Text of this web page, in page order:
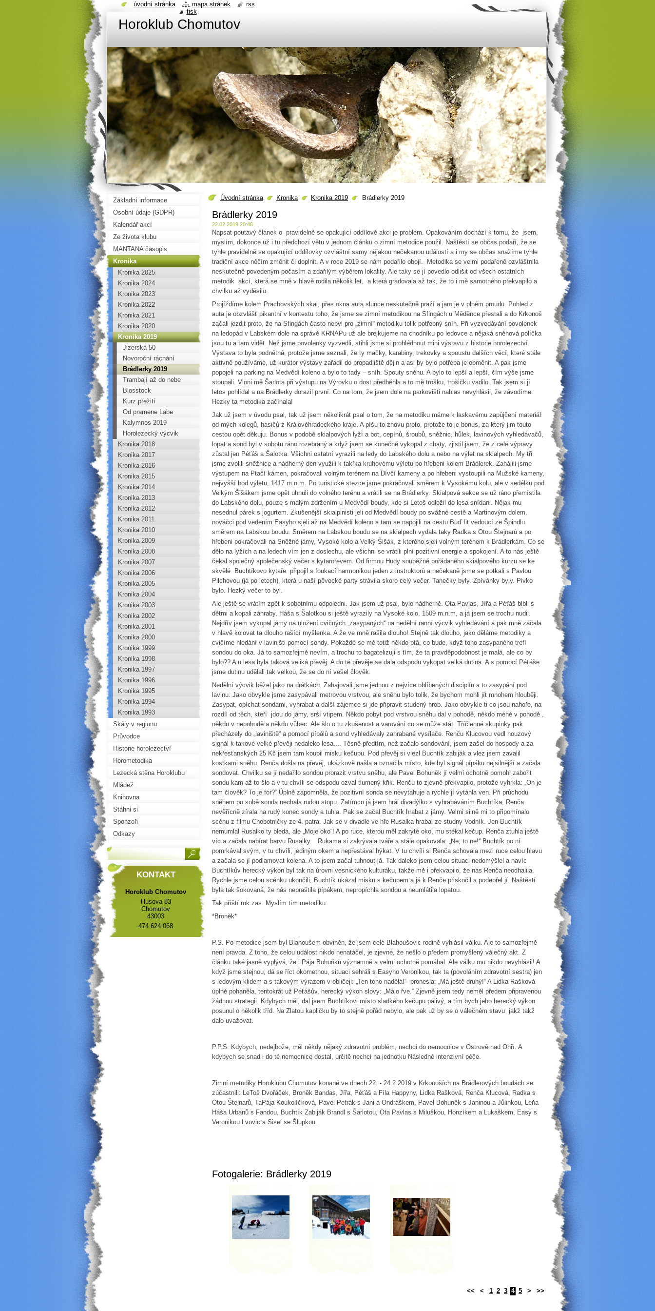
Horoklub Chomutov
Úvodní stránka Kronika Kronika 2019 Brádlerky 2019
Brádlerky 2019
22.02.2019 20:46
Napsat poutavý článek o pravidelně se opakující oddílové akci je problém. Opakováním dochází k tomu, že jsem,
myslím, dokonce už i tu předchozí větu v jednom článku o zimní metodice použil. Naštěstí se občas podaří, že se
tyhle pravidelně se opakující oddílovky ozvláštní samy nějakou nečekanou událostí a i my se občas snažíme tyhle
tradiční akce něčím změnit či doplnit. A v roce 2019 se nám podařilo obojí. Metodika se velmi podařeně ozvláštnila
neskutečně povedeným počasím a zdařilým výběrem lokality. Ale taky se jí povedlo odlišit od všech ostatních
metodik akcí, která se mně v hlavě rodila několik let, a která gradovala až tak, že to i mě samotného překvapilo a
chvilku až vyděsilo.
Projíždíme kolem Prachovských skal, přes okna auta slunce neskutečně praží a jaro je v plném proudu. Pohled z
auta je obzvlášť pikantní v kontextu toho, že jsme se zimní metodikou na Sfingách u Měděnce přestali a do Krkonoš
začali jezdit proto, že na Sfingách často nebyl pro „zimní“ metodiku tolik potřebný sníh. Při vyzvedávání povolenek
na ledopád v Labském dole na správě KRNAPu už ale brejkujeme na chodníku po ledovce a nějaká sněhová políčka
jsou tu a tam vidět. Než jsme povolenky vyzvedli, stihli jsme si prohlédnout mini výstavu z historie horolezectví.
Výstava to byla podnětná, protože jsme seznali, že ty mačky, karabiny, trekovky a spoustu dalších věcí, které stále
aktivně používáme, už kurátor výstavy zařadil do propadliště dějin a asi by bylo potřeba je obměnit. A pak jsme
popojeli na parking na Medvědí koleno a bylo to tady – sníh. Spouty sněhu. A bylo to lepší a lepší, čím výše jsme
stoupali. Vloni mě Šarlota při výstupu na Výrovku o dost předběhla a to mě trošku, trošičku vadilo. Tak jsem si jí
letos pohlídal a na Brádlerky dorazil první. Co na tom, že jsem dole na parkovišti nahlas nevyhlásil, že závodíme.
Hezky ta metodika začínala!
Jak už jsem v úvodu psal, tak už jsem několikrát psal o tom, že na metodiku máme k laskavému zapůjčení materiál
od mých kolegů, hasičů z Královéhradeckého kraje. A píšu to znovu proto, protože to je bonus, za který jim touto
cestou opět děkuju. Bonus v podobě skialpových lyží a bot, cepínů, šroubů, sněžnic, hůlek, lavinových vyhledávačů,
lopat a sond byl v sobotu ráno rozebraný a když jsem se konečně vykopal z chaty, zjistil jsem, že z celé výpravy
zůstal jen Péťáš a Šalotka. Všichni ostatní vyrazili na ledy do Labského dolu a nebo na výlet na skialpech. My tři
jsme zvolili sněžnice a nádherný den využili k takřka kruhovému výletu po hřebeni kolem Brádlerek. Zahájili jsme
výstupem na Ptačí kámen, pokračovali volným terénem na Dívčí kameny a po hřebeni vystoupili na Mužské kameny,
nejvyšší bod výletu, 1417 m.n.m. Po turistické stezce jsme pokračovali směrem k Vysokému kolu, ale v sedélku pod
Velkým Šišákem jsme opět uhnuli do volného terénu a vrátili se na Brádlerky. Skialpová sekce se už ráno přemístila
do Labského dolu, pouze s malým zdržením u Medvědí boudy, kde si Letoš odložil do lesa snídani. Nějak mu
nesednul párek s jogurtem. Zkušenější skialpinisti jeli od Medvědí boudy po svážné cestě a Martinovým dolem,
nováčci pod vedením Easyho sjeli až na Medvědí koleno a tam se napojili na cestu Buď fit vedoucí ze Špindlu
směrem na Labskou boudu. Směrem na Labskou boudu se na skialpech vydala taky Radka s Otou Štejnarů a po
hřebeni pokračovali na Sněžné jámy, Vysoké kolo a Velký Šišák, z kterého sjeli volným terénem k Brádlerkám. Co se
dělo na lyžích a na ledech vím jen z doslechu, ale všichni se vrátili plní pozitivní energie a spokojení. A to nás ještě
čekal společný společenský večer s kytarořevem. Od firmou Hudy souběžně pořádaného skialpového kurzu se ke
skvělé Buchtíkovo kytaře připojil s foukací harmonikou jeden z instruktorů a nečekaně jsme se potkali s Pavlou
Pilchovou (já po letech), která u naší pěvecké party strávila skoro celý večer. Tanečky byly. Zpívánky byly. Pivko
bylo. Hezký večer to byl.
Ale ještě se vrátím zpět k sobotnímu odpoledni. Jak jsem už psal, bylo nádherně. Ota Pavlas, Jířa a Péťáš blbli s
dětmi a kopali záhraby, Háša s Šalotkou si ještě vyrazily na Vysoké kolo, 1509 m.n.m, a já jsem se trochu nudil.
Nejdřív jsem vykopal jámy na uložení cvičných „zasypaných“ na nedělní ranní výcvik vyhledávání a pak mně začala
v hlavě kolovat ta dlouho rašící myšlenka. A že ve mně rašila dlouho! Stejně tak dlouho, jako děláme metodiky a
cvičíme hledání v laviništi pomocí sondy. Pokaždé se mě totiž někdo ptá, co bude, když toho zasypaného trefí
sondou do oka. Já to samozřejmě nevím, a trochu to bagatelizuji s tím, že ta pravděpodobnost je malá, ale co by
bylo?? A u lesa byla taková veliká převěj. A do té převěje se dala odspodu vykopat velká dutina. A s pomocí Péťáše
jsme dutinu udělali tak velkou, že se do ní vešel člověk.
Nedělní výcvik běžel jako na drátkách. Zahajovali jsme jednou z nejvíce oblíbených disciplín a to zasypání pod
lavinu. Jako obvykle jsme zasypávali metrovou vrstvou, ale sněhu bylo tolik, že bychom mohli jít mnohem hlouběji.
Zasypat, opíchat sondami, vyhrabat a další zájemce si jde připravit studený hrob. Jako obvykle ti co jsou nahoře, na
rozdíl od těch, kteří jdou do jámy, srší vtipem. Někdo pobyt pod vrstvou sněhu dal v pohodě, někdo méně v pohodě ,
někdo v nepohodě a někdo vůbec. Ale šlo o tu zkušenost a varování co se může stát. Tříčlenné skupinky pak
přecházely do „laviniště“ a pomocí pípálů a sond vyhledávaly zahrabané vysílače. Renču Klucovou vedl nouzový
signál k takové velké převěji nedaleko lesa.... Těsně předtím, než začalo sondování, jsem zašel do hospody a za
nekřesťanských 25 Kč jsem tam koupil misku kečupu. Pod převěj si vlezl Buchtík zabiják a vlez jsem zavalil
kostkami sněhu. Renča došla na převěj, ukázkově našla a označila místo, kde byl signál pípáku nejsilnější a začala
sondovat. Chvilku se jí nedařilo sondou prorazit vrstvu sněhu, ale Pavel Bohuněk jí velmi ochotně pomohl zabořit
sondu kam až to šlo a v tu chvíli se odspodu ozval tlumený křik. Renču to zjevně překvapilo, protože vyhrkla: „On je
tam člověk? To je fór?“ Úplně zapomněla, že pozitivní sonda se nevytahuje a rychle jí vytáhla ven. Při průchodu
sněhem po sobě sonda nechala rudou stopu. Zatímco já jsem hrál divadýlko s vyhrabáváním Buchtíka, Renča
nevěřícně zírala na rudý konec sondy a tuhla. Pak se začal Buchtík hrabat z jámy. Velmi silně mi to připomínalo
scénu z filmu Chobotničky ze 4. patra. Jak se v divadle ve hře Rusalka hrabal ze studny Vodník. Jen Buchtík
nemumlal Rusalko ty bledá, ale „Moje oko“! A po ruce, kterou měl zakryté oko, mu stékal kečup. Renča ztuhla ještě
víc a začala nabírat barvu Rusalky. Rukama si zakrývala tváře a stále opakovala: „Ne, to ne!“ Buchtík po ní
pomrkával svým, v tu chvíli, jediným okem a nepřestával hýkat. V tu chvíli si Renča schovala mezi ruce celou hlavu
a začala se jí podlamovat kolena. A to jsem začal tuhnout já. Tak daleko jsem celou situaci nedomýšlel a navíc
Buchtíkův herecký výkon byl tak na úrovni vesnického kulturáku, takže mě i překvapilo, že nás Renča neodhalila.
Rychle jsme celou scénku ukončili, Buchtík ukázal misku s kečupem a já k Renče přiskočil a podepřel jí. Naštěstí
byla tak šokovaná, že nás nepraštila pípákem, nepropíchla sondou a neumlátila lopatou.
Tak příští rok zas. Myslím tím metodiku.
*Broněk*
P.S. Po metodice jsem byl Blahoušem obviněn, že jsem celé Blahoušovic rodině vyhlásil válku. Ale to samozřejmě
není pravda. Z toho, že celou událost nikdo nenatáčel, je zjevné, že nešlo o předem promyšlený válečný akt. Z
článku také jasně vyplývá, že i Pája Bohuňků významně a velmi ochotně pomáhal. Ale válku mu nikdo nevyhlásil! A
když jsme stejnou, dá se říct okometnou, situaci sehráli s Easyho Veronikou, tak ta (povoláním zdravotní sestra) jen
s ledovým klidem a s takovým výrazem v obličeji: „Ten toho nadělá!“ pronesla: „Má ještě druhý!“ A Lidka Rašková
úplně pohaněla, tentokrát už Péťášův, herecký výkon slovy: „Málo řve.“ Zjevně jsem tedy neměl předem připravenou
žádnou strategii. Kdybych měl, dal jsem Buchtíkovi místo sladkého kečupu pálivý, a tím bych jeho herecký výkon
posunul o několik tříd. Na Zlatou kapličku by to stejně pořád nebylo, ale pak už by se o válečném stavu jakž takž
dalo uvažovat.
P.P.S. Kdybych, nedejbože, měl někdy nějaký zdravotní problém, nechci do nemocnice v Ostrově nad Ohří. A
kdybych se snad i do té nemocnice dostal, určitě nechci na jednotku Následné intenzivní péče.
Zimní metodiky Horoklubu Chomutov konané ve dnech 22. - 24.2.2019 v Krkonoších na Brádlerových boudách se
zúčastnili: LeToš Dvořáček, Broněk Bandas, Jířa, Péťáš a Fíla Happyny, Lidka Rašková, Renča Klucová, Radka s
Otou Štejnarů, TaPája Koukolíčková, Pavel Petrák s Jani a Ondráškem, Pavel Bohuněk s Janinou a Jůlinkou, Leňa
Háša Urbanů s Fandou, Buchtík Zabiják Brandl s Šarlotou, Ota Pavlas s Miluškou, Honzíkem a Lukáškem, Easy s
Veronikou Lvovic a Sisel se Šlupkou.
Fotogalerie: Brádlerky 2019
<< < 1 2 3 4 5 > >>
Základní informace
Osobní údaje (GDPR)
Kalendář akcí
Ze života klubu
MANTANA časopis
Kronika
Kronika 2025
Kronika 2024
Kronika 2023
Kronika 2022
Kronika 2021
Kronika 2020
Kronika 2019
Jizerská 50
Novoroční ráchání
Brádlerky 2019
Trambají až do nebe
Blosstock
Kurz přežití
Od pramene Labe
Kalymnos 2019
Horolezecký výcvik
mládeže
Kronika 2018
Kronika 2017
Kronika 2016
Kronika 2015
Kronika 2014
Kronika 2013
Kronika 2012
Kronika 2011
Kronika 2010
Kronika 2009
Kronika 2008
Kronika 2007
Kronika 2006
Kronika 2005
Kronika 2004
Kronika 2003
Kronika 2002
Kronika 2001
Kronika 2000
Kronika 1999
Kronika 1998
Kronika 1997
Kronika 1996
Kronika 1995
Kronika 1994
Kronika 1993
Skály v regionu
Průvodce
Historie horolezectví
Horometodika
Lezecká stěna Horoklubu
Mládež
Knihovna
Stáhni si
Sponzoři
Odkazy
KONTAKT
Horoklub Chomutov
Husova 83
Chomutov
43003
474 624 068
úvodní stránka mapa stránek
rss
tisk